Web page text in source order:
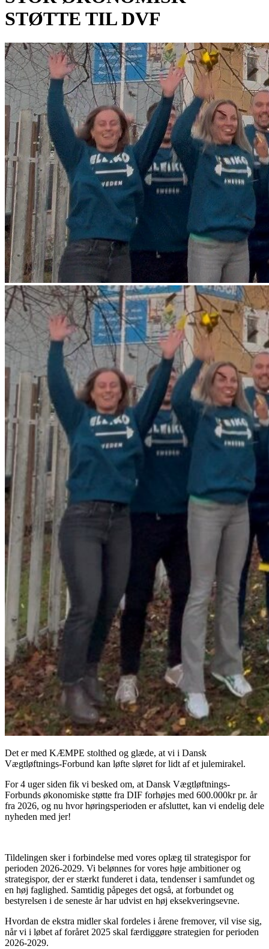
STØTTE TIL DVF
Det er med KÆMPE stolthed og glæde, at vi i Dansk
Vægtløftnings-Forbund kan løfte sløret for lidt af et julemirakel.
For 4 uger siden fik vi besked om, at Dansk Vægtløftnings-
Forbunds økonomiske støtte fra DIF forhøjes med 600.000kr pr. år
fra 2026, og nu hvor høringsperioden er afsluttet, kan vi endelig dele
nyheden med jer!
Tildelingen sker i forbindelse med vores oplæg til strategispor for
perioden 2026-2029. Vi belønnes for vores høje ambitioner og
strategispor, der er stærkt funderet i data, tendenser i samfundet og
en høj faglighed. Samtidig påpeges det også, at forbundet og
bestyrelsen i de seneste år har udvist en høj eksekveringsevne.
Hvordan de ekstra midler skal fordeles i årene fremover, vil vise sig,
når vi i løbet af foråret 2025 skal færdiggøre strategien for perioden
2026-2029.